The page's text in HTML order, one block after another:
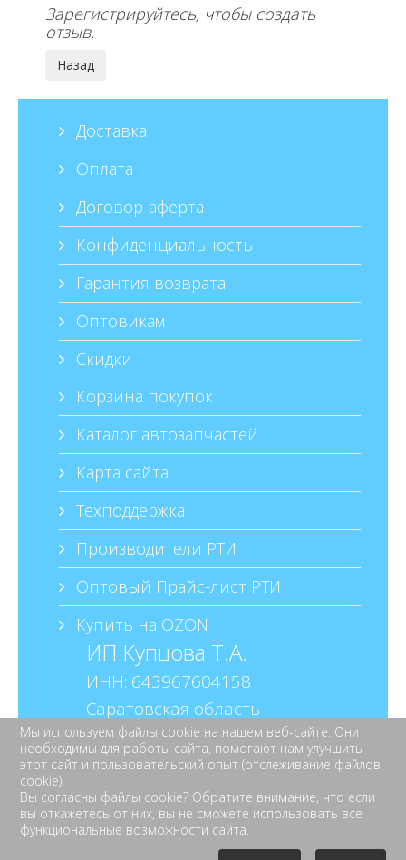
Зарегистрируйтесь, чтобы создать
отзыв.
Доставка
Оплата
Договор-аферта
Конфиденциальность
Гарантия возврата
Оптовикам
Скидки
Корзина покупок
Каталог автозапчастей
Карта сайта
Техподдержка
Производители РТИ
Оптовый Прайс-лист РТИ
Купить на OZON
ИП Купцова Т.А.
ИНН: 643967604158
Саратовская область
г. Балаково
ул. Шевченко д.16 кв.38
+7 937 144 2211
+7 927 629 6226
Мы используем файлы cookie на нашем веб-сайте. Они
необходимы для работы сайта, помогают нам улучшить
этот сайт и пользовательский опыт (отслеживание файлов
cookie).
Вы согласны файлы cookie? Обратите внимание, что если
вы откажетесь от них, вы не сможете использовать все
функциональные возможности сайта.